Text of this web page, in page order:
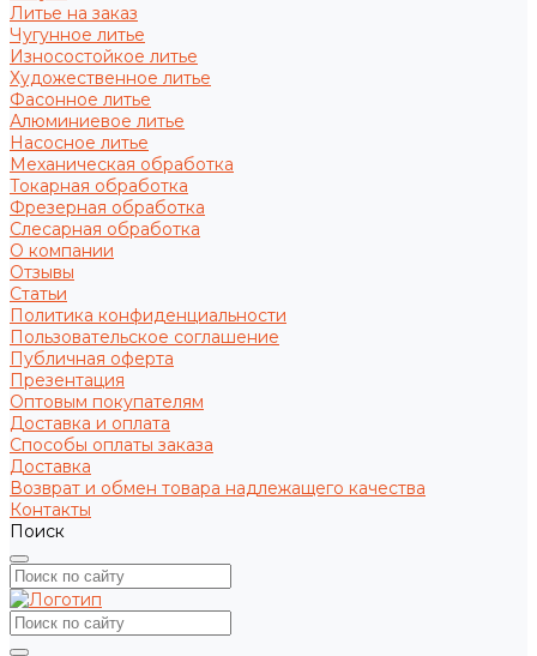
Литье на заказ
Чугунное литье
Износостойкое литье
Художественное литье
Фасонное литье
Алюминиевое литье
Насосное литье
Механическая обработка
Токарная обработка
Фрезерная обработка
Слесарная обработка
О компании
Отзывы
Статьи
Политика конфиденциальности
Пользовательское соглашение
Публичная оферта
Презентация
Оптовым покупателям
Доставка и оплата
Способы оплаты заказа
Доставка
Возврат и обмен товара надлежащего качества
Контакты
Поиск